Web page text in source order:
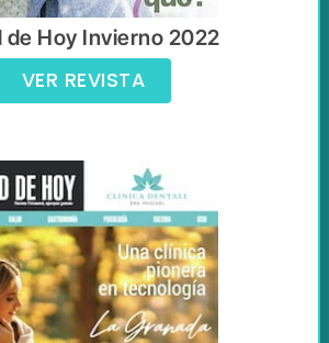
de Hoy Invierno 2022
VER REVISTA